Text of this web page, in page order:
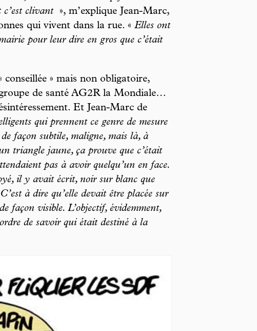
clivant», m’explique Jean-Marc,
qui vivent dans la rue. « Elles ont
pour leur dire en gros que c’était
» mais non obligatoire,
de santé AG2R la Mondiale…
Et Jean-Marc de
qui prennent ce genre de mesure
façon subtile, maligne, mais là, à
triangle jaune, ça prouve que c’était
pas à avoir quelqu’un en face.
il y avait écrit, noir sur blanc que
à dire qu’elle devait être placée sur
façon visible. L’objectif, évidemment,
de savoir qui était destiné à la